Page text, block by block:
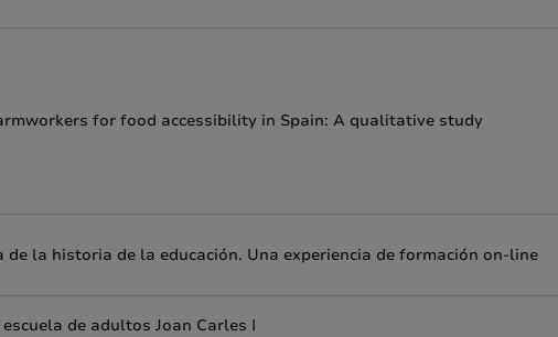
for food accessibility in Spain: A qualitative study
la historia de la educación. Una experiencia de formación on-line
de adultos Joan Carles I